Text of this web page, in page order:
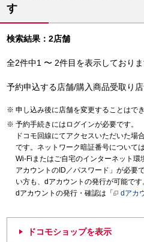
す
検索結果：2店舗
全2件中1 〜 2件目を表示しており
予約申込する店舗/購入商品受取り
申し込み後に店舗を変更することはでき
予約手続きにはログインが必要です。
ドコモ回線にてアクセスいただいた場
です。ネットワーク暗証番号については
Wi-Fiまたはご自宅のインターネット環
アカウントのID／パスワード」が必要
い方も、dアカウントの発行が可能です
dアカウントの発行・確認は「
dアカ
ドコモショップを表示